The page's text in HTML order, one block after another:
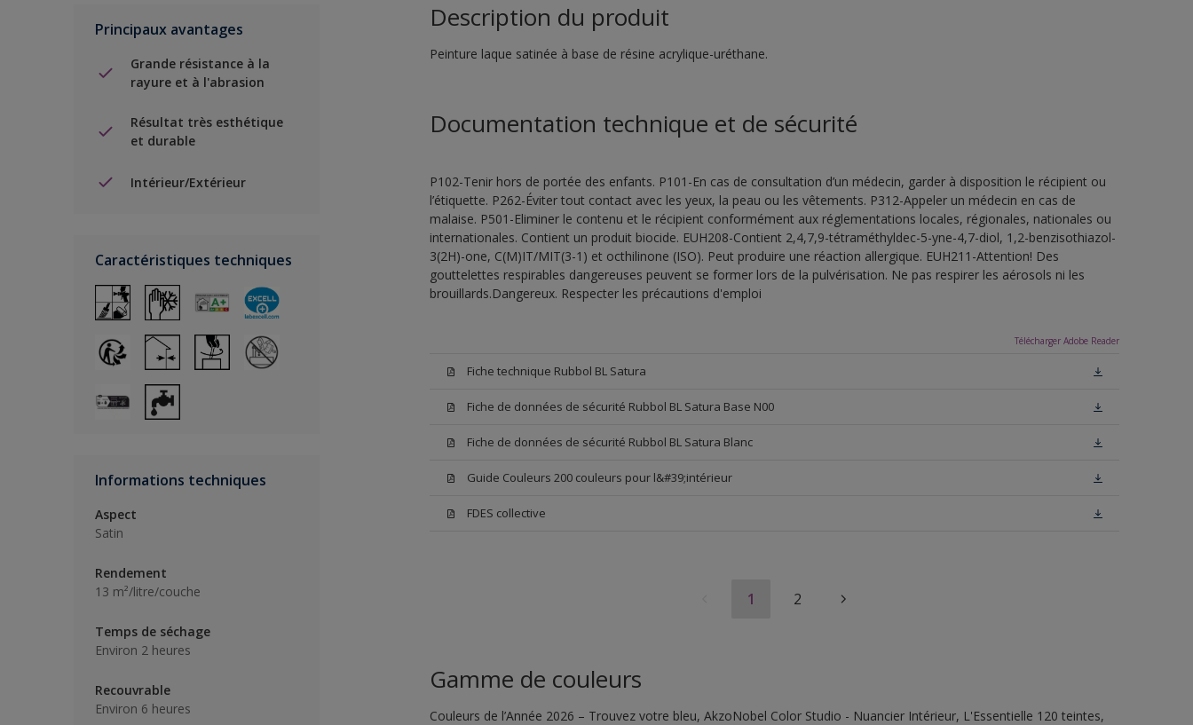
Principaux avantages
Grande résistance à la
rayure et à l'abrasion
Résultat très esthétique
et durable
Intérieur/Extérieur
Caractéristiques techniques
Informations techniques
Aspect
Satin
Rendement
13 m²/litre/couche
Temps de séchage
Environ 2 heures
Recouvrable
Environ 6 heures
Description du produit
Peinture laque satinée à base de résine acrylique-uréthane.
Documentation technique et de sécurité
P102-Tenir hors de portée des enfants. P101-En cas de consultation d’un médecin, garder à disposition le récipient ou
l’étiquette. P262-Éviter tout contact avec les yeux, la peau ou les vêtements. P312-Appeler un médecin en cas de
malaise. P501-Eliminer le contenu et le récipient conformément aux réglementations locales, régionales, nationales ou
internationales. Contient un produit biocide. EUH208-Contient 2,4,7,9-tétraméthyldec-5-yne-4,7-diol, 1,2-benzisothiazol-
3(2H)-one, C(M)IT/MIT(3-1) et octhilinone (ISO). Peut produire une réaction allergique. EUH211-Attention! Des
gouttelettes respirables dangereuses peuvent se former lors de la pulvérisation. Ne pas respirer les aérosols ni les
brouillards.Dangereux. Respecter les précautions d'emploi
Télécharger Adobe Reader
Fiche technique Rubbol BL Satura
Fiche de données de sécurité Rubbol BL Satura Base N00
Fiche de données de sécurité Rubbol BL Satura Blanc
Guide Couleurs 200 couleurs pour l&#39;intérieur
FDES collective
1 2
Gamme de couleurs
Couleurs de l’Année 2026 – Trouvez votre bleu, AkzoNobel Color Studio - Nuancier Intérieur, L'Essentielle 120 teintes,